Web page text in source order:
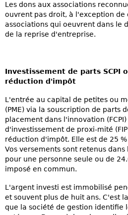
Les dons aux associations
ouvrent pas droit, à l'exception de
associations qui oeuvrent dans le
de la reprise d'entreprise.
Investissement de parts SCPI
réduction d'impôt
L'entrée au capital de petites ou
(PME) via la souscription de parts
placement dans l'innovation
d'investissement de proxi-mité
réduction d'impôt. Elle est de 25
Vos versements sont retenus dans
pour une personne seule ou de
imposé en commun.
L'argent investi est immobilisé
et souvent plus de huit ans. C'est
que la société de gestion identifie